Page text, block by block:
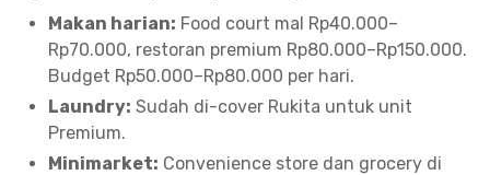
Makan harian: Food court mal Rp40.000–
Rp70.000, restoran premium Rp80.000–Rp150.000.
Budget Rp50.000–Rp80.000 per hari.
Laundry: Sudah di-cover Rukita untuk unit
Premium.
Minimarket: Convenience store dan grocery di